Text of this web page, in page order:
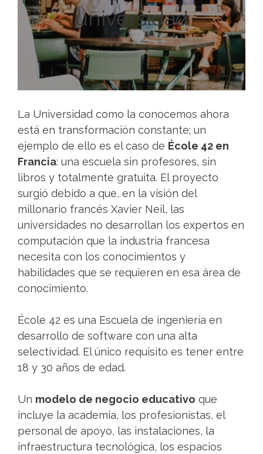
universidad
La Universidad como la conocemos ahora
está en transformación constante; un
ejemplo de ello es el caso de École 42 en
Francia: una escuela sin profesores, sin
libros y totalmente gratuita. El proyecto
surgió debido a que, en la visión del
millonario francés Xavier Neil, las
universidades no desarrollan los expertos en
computación que la industria francesa
necesita con los conocimientos y
habilidades que se requieren en esa área de
conocimiento.
École 42 es una Escuela de ingeniería en
desarrollo de software con una alta
selectividad. El único requisito es tener entre
18 y 30 años de edad.
Un modelo de negocio educativo que
incluye la academia, los profesionistas, el
personal de apoyo, las instalaciones, la
infraestructura tecnológica, los espacios